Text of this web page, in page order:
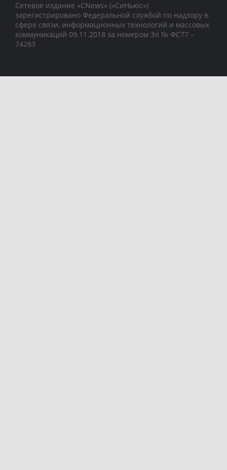
Сетевое издание «CNews» («СиНьюс»)
зарегистрировано Федеральной службой по надзору в
сфере связи, информационных технологий и массовых
коммуникаций 09.11.2018 за номером Эл № ФС77 –
74283